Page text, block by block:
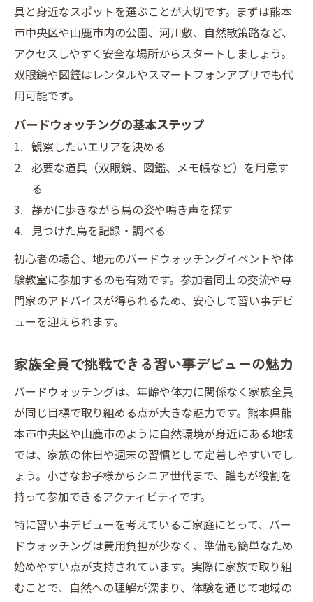
具と身近なスポットを選ぶことが大切です。まずは熊本
市中央区や山鹿市内の公園、河川敷、自然散策路など、
アクセスしやすく安全な場所からスタートしましょう。
双眼鏡や図鑑はレンタルやスマートフォンアプリでも代
用可能です。
バードウォッチングの基本ステップ
観察したいエリアを決める
必要な道具（双眼鏡、図鑑、メモ帳など）を用意す
る
静かに歩きながら鳥の姿や鳴き声を探す
見つけた鳥を記録・調べる
初心者の場合、地元のバードウォッチングイベントや体
験教室に参加するのも有効です。参加者同士の交流や専
門家のアドバイスが得られるため、安心して習い事デビ
ューを迎えられます。
家族全員で挑戦できる習い事デビューの魅力
バードウォッチングは、年齢や体力に関係なく家族全員
が同じ目標で取り組める点が大きな魅力です。熊本県熊
本市中央区や山鹿市のように自然環境が身近にある地域
では、家族の休日や週末の習慣として定着しやすいでし
ょう。小さなお子様からシニア世代まで、誰もが役割を
持って参加できるアクティビティです。
特に習い事デビューを考えているご家庭にとって、バー
ドウォッチングは費用負担が少なく、準備も簡単なため
始めやすい点が支持されています。実際に家族で取り組
むことで、自然への理解が深まり、体験を通じて地域の